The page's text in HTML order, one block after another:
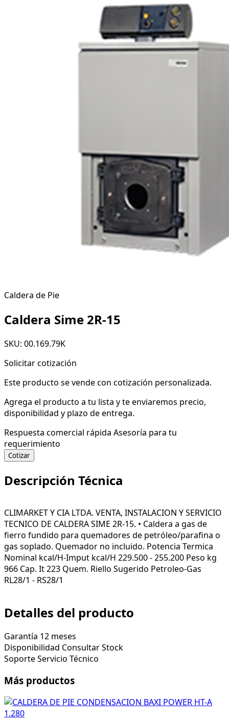
Caldera de Pie
Caldera Sime 2R-15
SKU: 00.169.79K
Solicitar cotización
Este producto se vende con cotización personalizada.
Agrega el producto a tu lista y te enviaremos precio,
disponibilidad y plazo de entrega.
Respuesta comercial rápida Asesoría para tu
requerimiento
Cotizar
Descripción Técnica
CLIMARKET Y CIA LTDA. VENTA, INSTALACION Y SERVICIO
TECNICO DE CALDERA SIME 2R-15. • Caldera a gas de
fierro fundido para quemadores de petróleo/parafina o
gas soplado. Quemador no incluido. Potencia Termica
Nominal kcal/H-Imput kcal/H 229.500 - 255.200 Peso kg
966 Cap. It 223 Quem. Riello Sugerido Petroleo-Gas
RL28/1 - RS28/1
Detalles del producto
Garantía 12 meses
Disponibilidad Consultar Stock
SoporteServicio Técnico
Más productos